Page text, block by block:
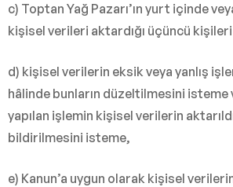
c) Toptan Yağ Pazarı’ın yurt içinde
kişisel verileri aktardığı üçüncü
d) kişisel verilerin eksik veya yanlış
hâlinde bunların düzeltilmesini isteme
yapılan işlemin kişisel verilerin
bildirilmesini isteme,
e) Kanun’a uygun olarak kişisel